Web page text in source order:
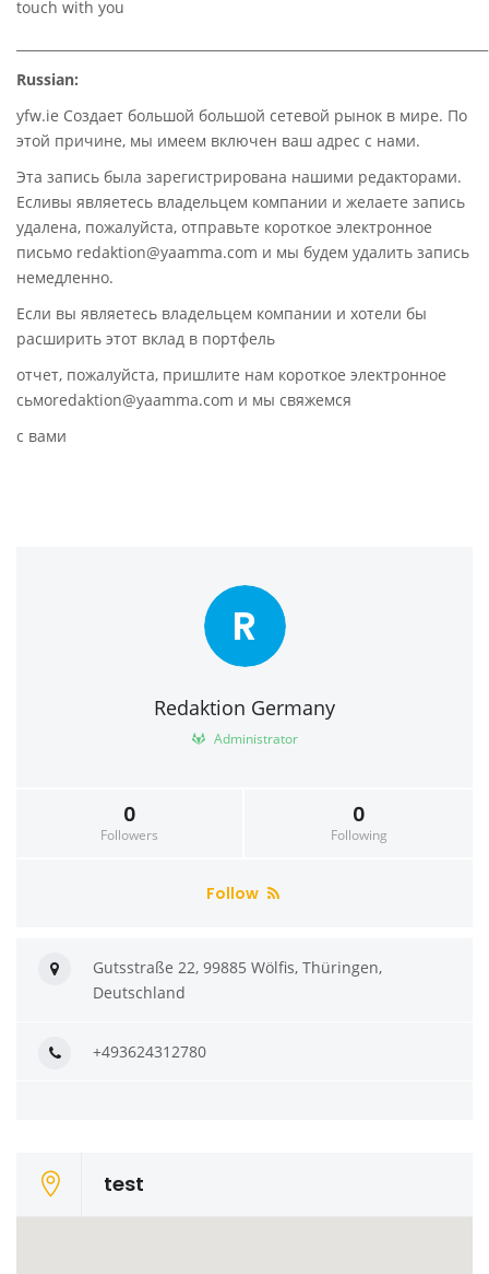
touch with you
Russian:
yfw.ie Создает большой большой сетевой рынок в мире. По
этой причине, мы имеем включен ваш адрес с нами.
Эта запись была зарегистрирована нашими редакторами.
Есливы являетесь владельцем компании и желаете запись
удалена, пожалуйста, отправьте короткое электронное
письмо redaktion@yaamma.com и мы будем удалить запись
немедленно.
Если вы являетесь владельцем компании и хотели бы
расширить этот вклад в портфель
отчет, пожалуйста, пришлите нам короткое электронное
сьмоredaktion@yaamma.com и мы свяжемся
с вами
R
Redaktion Germany
Administrator
0
Followers
0
Following
Follow
Gutsstraße 22, 99885 Wölfis, Thüringen,
Deutschland
+493624312780
test